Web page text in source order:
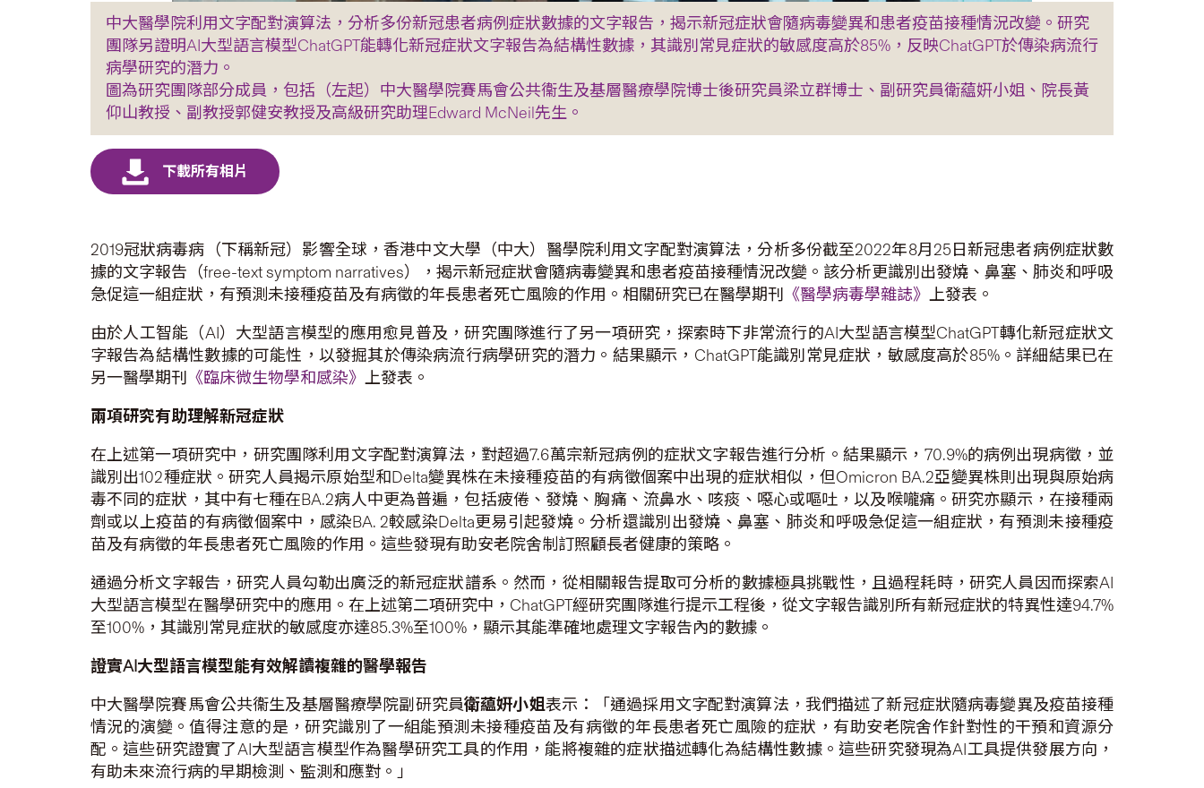
中大醫學院利用文字配對演算法，分析多份新冠患者病例症狀數據的文字報告，揭示新冠症狀會隨病毒變異和患者疫苗接種情況改變。研究
團隊另證明AI大型語言模型ChatGPT能轉化新冠症狀文字報告為結構性數據，其識別常見症狀的敏感度高於85%，反映ChatGPT於傳染病流行
病學研究的潛力。
圖為研究團隊部分成員，包括（左起）中大醫學院賽馬會公共衞生及基層醫療學院博士後研究員梁立群博士、副研究員衛藴姸小姐、院長黃
仰山教授、副教授郭健安教授及高級研究助理Edward McNeil先生。
2019冠狀病毒病（下稱新冠）影響全球，香港中文大學（中大）醫學院利用文字配對演算法，分析多份截至2022年8月25日新冠患者病例症狀數
據的文字報告（free-text symptom narratives），揭示新冠症狀會隨病毒變異和患者疫苗接種情況改變。該分析更識別出發燒、鼻塞、肺炎和呼吸
急促這一組症狀，有預測未接種疫苗及有病徵的年長患者死亡風險的作用。相關研究已在醫學期刊
《醫學病毒學雜誌》 上發表。
由於人工智能（AI）大型語言模型的應用愈見普及，研究團隊進行了另一項研究，探索時下非常流行的AI大型語言模型ChatGPT轉化新冠症狀文
字報告為結構性數據的可能性，以發掘其於傳染病流行病學研究的潛力。結果顯示，ChatGPT能識別常見症狀，敏感度高於85%。詳細結果已在
另一醫學期刊
《臨床微生物學和感染》 上發表。
兩項研究有助理解新冠症狀
在上述第一項研究中，研究團隊利用文字配對演算法，對超過7.6萬宗新冠病例的症狀文字報告進行分析。結果顯示，70.9%的病例出現病徵，並
識別出102種症狀。研究人員揭示原始型和Delta變異株在未接種疫苗的有病徵個案中出現的症狀相似，但Omicron BA.2亞變異株則出現與原始病
毒不同的症狀，其中有七種在BA.2病人中更為普遍，包括疲倦、發燒、胸痛、流鼻水、咳痰、噁心或嘔吐，以及喉嚨痛。研究亦顯示，在接種兩
劑或以上疫苗的有病徵個案中，感染BA. 2較感染Delta更易引起發燒。分析還識別出發燒、鼻塞、肺炎和呼吸急促這一組症狀，有預測未接種疫
苗及有病徵的年長患者死亡風險的作用。這些發現有助安老院舍制訂照顧長者健康的策略。
通過分析文字報告，研究人員勾勒出廣泛的新冠症狀譜系。然而，從相關報告提取可分析的數據極具挑戰性，且過程耗時，研究人員因而探索AI
大型語言模型在醫學研究中的應用。在上述第二項研究中，ChatGPT經研究團隊進行提示工程後，從文字報告識別所有新冠症狀的特異性達94.7%
至100%，其識別常見症狀的敏感度亦達85.3%至100%，顯示其能準確地處理文字報告內的數據。
證實AI大型語言模型能有效解讀複雜的醫學報告
中大醫學院賽馬會公共衞生及基層醫療學院​副研究員衛藴姸小姐表示：「通過採用文字配對演算法，我們描述了新冠症狀隨病毒變異及疫苗接種
情況的演變。值得注意的是，研究識別了一組能預測未接種疫苗及有病徵的年長患者死亡風險的症狀，有助安老院舍作針對性的干預和資源分
配。這些研究證實了AI大型語言模型作為醫學研究工具的作用，能將複雜的症狀描述轉化為結構性數據。這些研究發現為AI工具提供發展方向，
有助未來流行病的早期檢測、監測和應對。」